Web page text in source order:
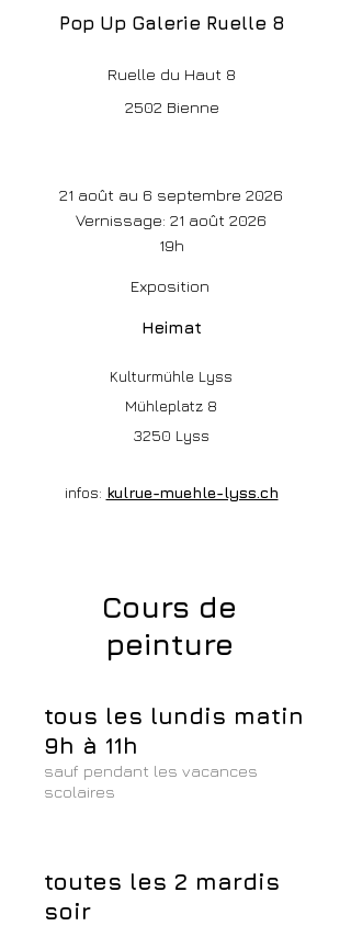
Pop Up Galerie Ruelle 8
Ruelle du Haut 8
2502 Bienne
21 août au 6 septembre 2026
Vernissage: 21 août 2026
19h
Exposition
Heimat
Kulturmühle Lyss
Mühleplatz 8
3250 Lyss
infos: kulrue-muehle-lyss.ch
Cours de
peinture
tous les lundis matin
9h à 11h
sauf pendant les vacances
scolaires
toutes les 2 mardis
soir